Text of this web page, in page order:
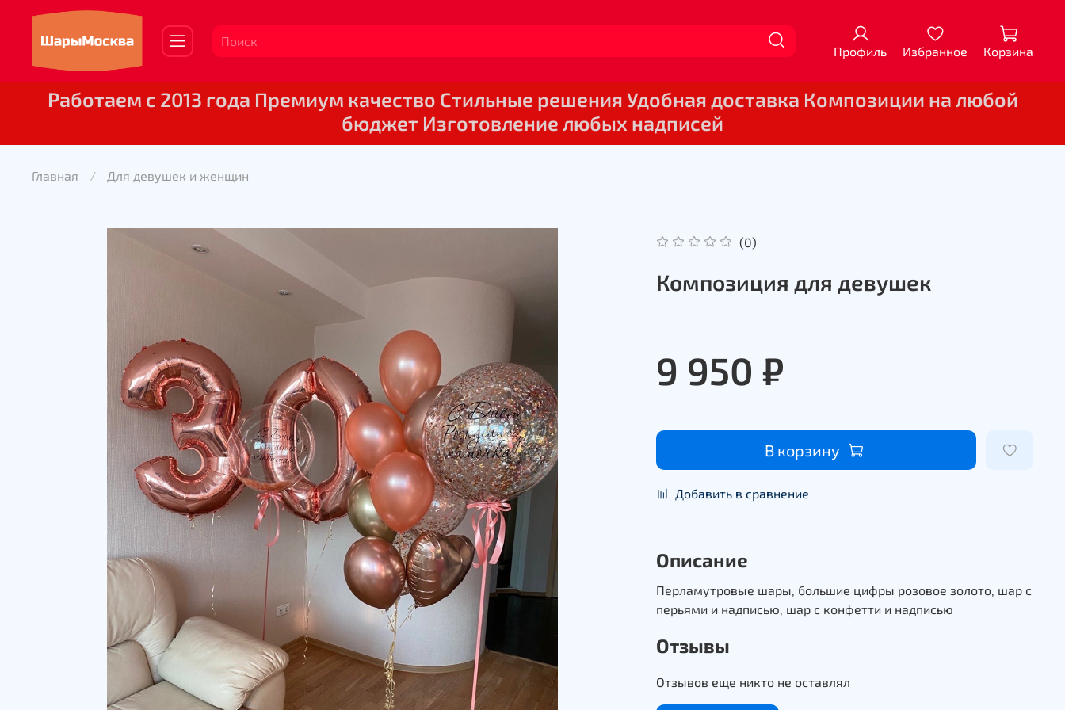
Профиль Избранное Корзина
Работаем с 2013 года Премиум качество Стильные решения Удобная доставка Композиции на любой
бюджет Изготовление любых надписей
Главная Для девушек и женщин
(0)
Композиция для девушек
9 950 ₽
В корзину
Добавить в сравнение
Описание
Перламутровые шары, большие цифры розовое золото, шар с
перьями и надписью, шар с конфетти и надписью
Отзывы
Отзывов еще никто не оставлял